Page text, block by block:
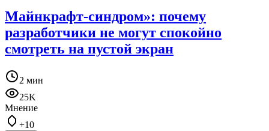
Майнкрафт-синдром»: почему
разработчики не могут спокойно
смотреть на пустой экран
2 мин
25K
Мнение
+10